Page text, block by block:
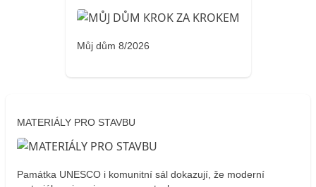
Můj dům 8/2026
MATERIÁLY PRO STAVBU
Památka UNESCO i komunitní sál dokazují, že moderní